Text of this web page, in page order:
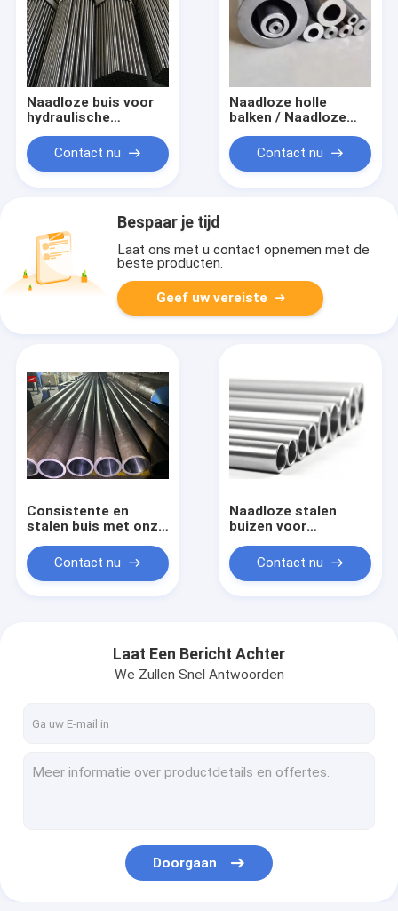
Naadloze buis voor
hydraulische
leidingen
Contact nu
Naadloze holle
balken / Naadloze
koolstof- en
legeringsstaal
mechanische buizen
machineconstructie
Contact nu
Bespaar je tijd
Laat ons met u contact opnemen met de
beste producten.
Geef uw vereiste
Consistente en
stalen buis met onze
naadloze
mechanische buis
Contact nu
Naadloze stalen
buizen voor
Contact nu
Laat Een Bericht Achter
We Zullen Snel Antwoorden
Doorgaan